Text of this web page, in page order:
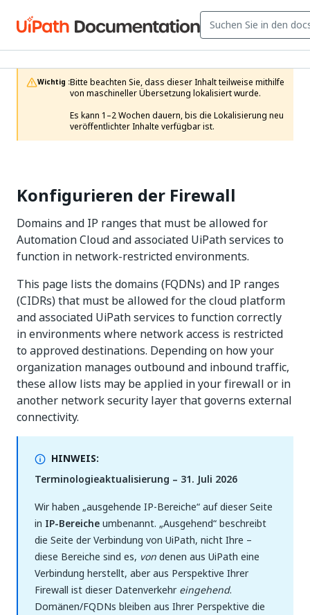
Wichtig :Bitte beachten Sie, dass dieser Inhalt teilweise mithilfe
von maschineller Übersetzung lokalisiert wurde.
Es kann 1–2 Wochen dauern, bis die Lokalisierung neu
veröffentlichter Inhalte verfügbar ist.
Konfigurieren der Firewall
Domains and IP ranges that must be allowed for
Automation Cloud and associated UiPath services to
function in network-restricted environments.
This page lists the domains (FQDNs) and IP ranges
(CIDRs) that must be allowed for the cloud platform
and associated UiPath services to function correctly
in environments where network access is restricted
to approved destinations. Depending on how your
organization manages outbound and inbound traffic,
these allow lists may be applied in your firewall or in
another network security layer that governs external
connectivity.
HINWEIS:
Terminologieaktualisierung – 31. Juli 2026
Wir haben „ausgehende IP-Bereiche“ auf dieser Seite
in IP-Bereicheumbenannt. „Ausgehend“ beschreibt
die Seite der Verbindung von UiPath, nicht Ihre –
diese Bereiche sind es, vondenen aus UiPath eine
Verbindung herstellt, aber aus Perspektive Ihrer
Firewall ist dieser Datenverkehreingehend.
Domänen/FQDNs bleiben aus Ihrer Perspektive die